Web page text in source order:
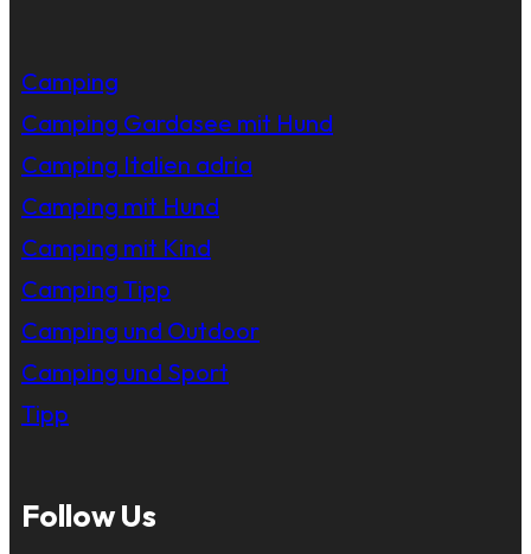
Camping
Camping Gardasee mit Hund
Camping Italien adria
Camping mit Hund
Camping mit Kind
Camping Tipp
Camping und Outdoor
Camping und Sport
Tipp
Follow Us